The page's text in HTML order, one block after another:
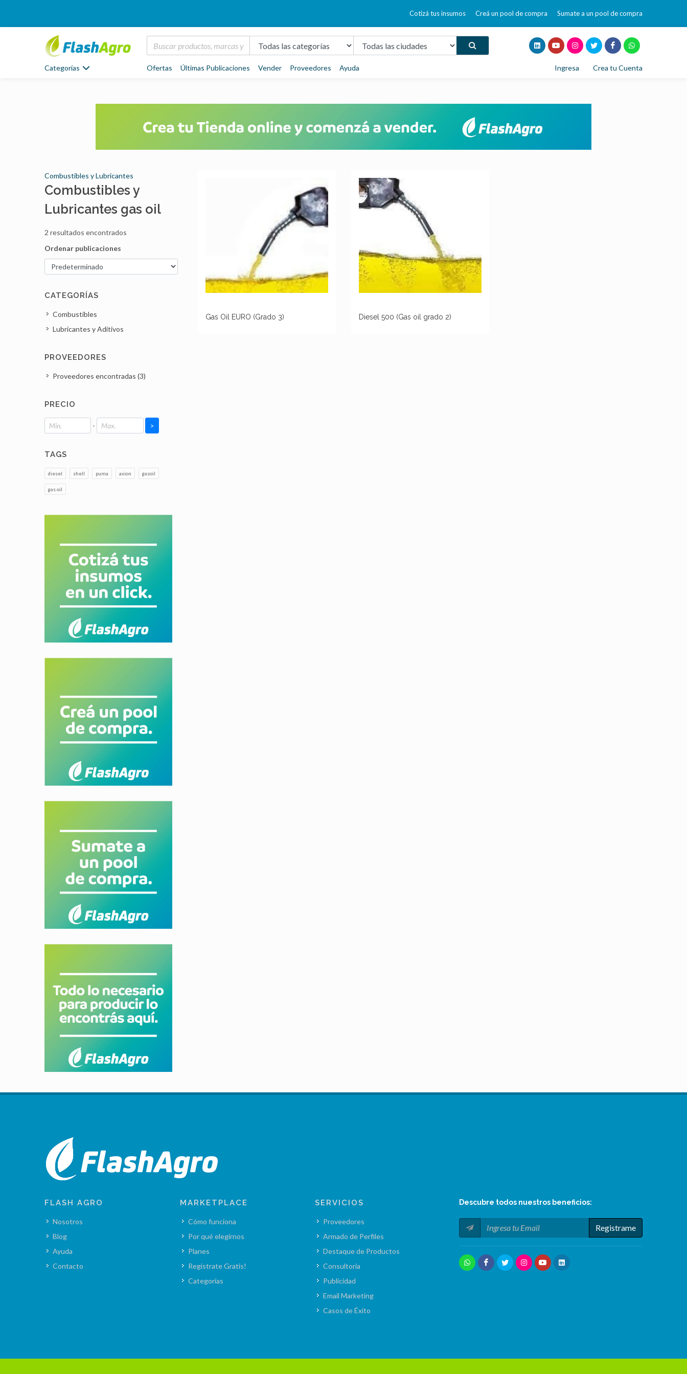
Cotizá tus insumos Creá un pool de compra Sumate a un pool de compra
Categorías Ofertas Últimas Publicaciones Vender Proveedores Ayuda Ingresa Crea tu Cuenta
Gas Oil EURO (Grado 3) Diesel 500 (Gas oil grado 2)
Combustibles y Lubricantes
Combustibles y
Lubricantes gas oil
2 resultados encontrados
Ordenar publicaciones
CATEGORÍAS
Combustibles
Lubricantes y Aditivos
PROVEEDORES
Proveedores encontradas (3)
PRECIO
- >
TAGS
diesel shell puma axion gasoil
gas oil
FLASH AGRO
Nosotros
Blog
Ayuda
Contacto
MARKETPLACE
Cómo funciona
Por qué elegirnos
Planes
Registrate Gratis!
Categorías
SERVICIOS
Proveedores
Armado de Perfiles
Destaque de Productos
Consultoría
Publicidad
Email Marketing
Casos de Éxito
Descubre todos nuestros beneficios:
Registrame